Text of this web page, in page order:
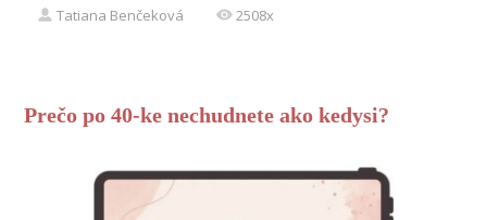
Tatiana Benčeková 2508x
Prečo po 40-ke nechudnete ako kedysi?